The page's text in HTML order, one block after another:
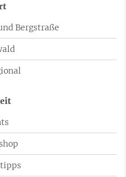
Bergstraße